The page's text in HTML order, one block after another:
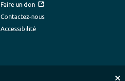
Faire un don
Contactez-nous
Accessibilité